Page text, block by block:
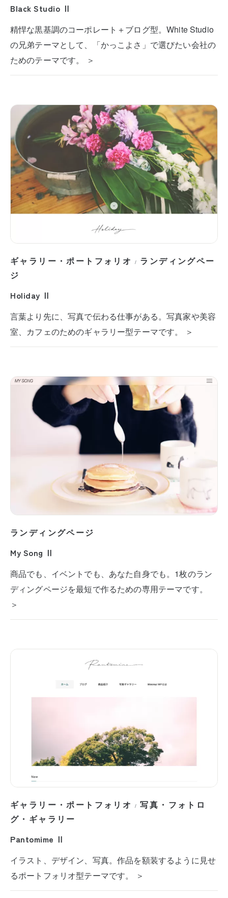
Black Studio Ⅱ
精悍な黒基調のコーポレート＋ブログ型。White Studio
の兄弟テーマとして、「かっこよさ」で選びたい会社の
ためのテーマです。 ＞
ギャラリー・ポートフォリオ / ランディングペー
ジ
Holiday Ⅱ
言葉より先に、写真で伝わる仕事がある。写真家や美容
室、カフェのためのギャラリー型テーマです。 ＞
ランディングページ
My Song Ⅱ
商品でも、イベントでも、あなた自身でも。1枚のラン
ディングページを最短で作るための専用テーマです。
＞
ギャラリー・ポートフォリオ /写真・フォトロ
グ・ギャラリー
Pantomime Ⅱ
イラスト、デザイン、写真。作品を額装するように見せ
るポートフォリオ型テーマです。 ＞